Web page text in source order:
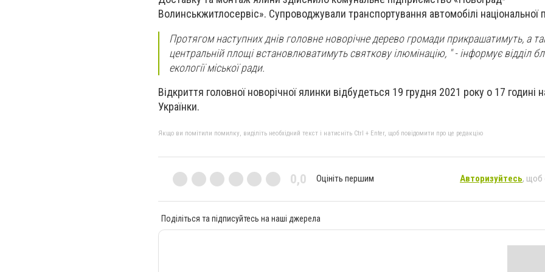
Волинськжитлосервіс». Супроводжували транспортування автомобілі національної
Протягом наступних днів головне новорічне дерево громади прикрашатимуть, а
центральній площі встановлюватимуть святкову ілюмінацію, " - інформує відділ
екології міської ради.
Відкриття головної новорічної ялинки відбудеться 19 грудня 2021 року о 17 годині
Українки.
Якщо ви помітили помилку, виділіть необхідний текст і натисніть Ctrl + Enter, щоб повідомити про це редакцію
0,0 Оцініть першим Авторизуйтесь, щоб
Поділіться та підписуйтесь на наші джерела